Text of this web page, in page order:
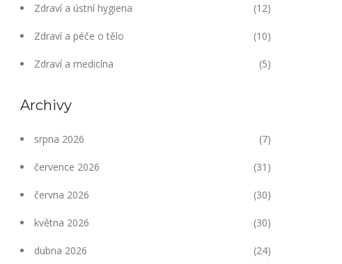
Zdraví a ústní hygiena (12)
Zdraví a péče o tělo (10)
Zdraví a medicína (5)
Archivy
srpna 2026 (7)
července 2026 (31)
června 2026 (30)
května 2026 (30)
dubna 2026 (24)